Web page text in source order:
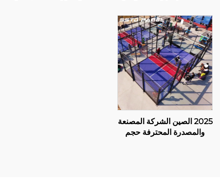
الساخن عرض كامل بانورامي
لمحكمة باديل 001-1
2025 الصين الشركة المصنعة
والمصدرة المحترفة حجم